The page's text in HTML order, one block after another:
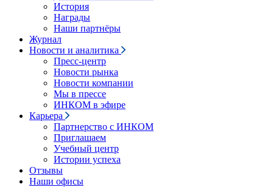
История
Награды
Наши партнёры
Журнал
Новости и аналитика
Пресс-центр
Новости рынка
Новости компании
Мы в прессе
ИНКОМ в эфире
Карьера
Партнерство с ИНКОМ
Приглашаем
Учебный центр
Истории успеха
Отзывы
Наши офисы